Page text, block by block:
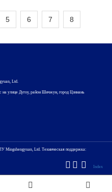
5 6 7 8
Ltd.
улице Дугоу, район Шичжун, город Цзинань
Mingshengyuan, Ltd. Техническая поддержка:
Index